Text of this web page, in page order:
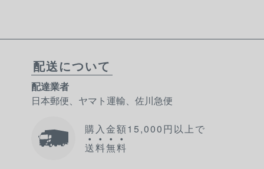
配送について
配達業者
日本郵便、ヤマト運輸、佐川急便
購入金額15,000円以上で
送料無料